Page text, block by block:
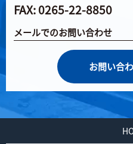
FAX: 0265-22-8850
メールでのお問い合わせ
お問い合